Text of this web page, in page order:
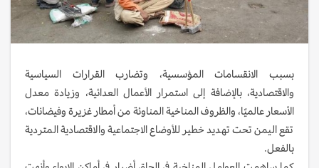
بسبب الانقسامات المؤسسية، وتضارب القرارات السياسية
والاقتصادية، بالإضافة إلى استمرار الأعمال العدائية، وزيادة معدل
الأسعار عالميًا، والظروف المناخية المناوئة من أمطار غزيرة وفيضانات،
تقع اليمن تحت تهديد خطير للأوضاع الاجتماعية والاقتصادية المتردية
بالفعل.